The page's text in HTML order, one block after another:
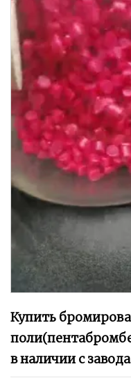
Купить
в наличии с завода